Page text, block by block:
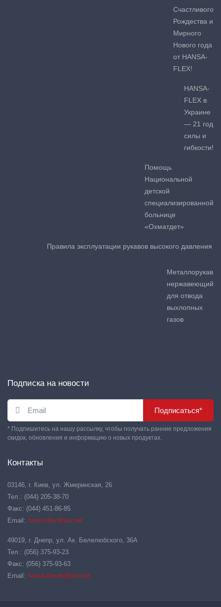
Счастливого
Рождества и
Мирного
Нового года
от HANSA-
FLEX!
HANSA-
FLEX в
Украине
— 21 год
силы и
гибкости!
Помощь
Национальной
детской
специализированной
больнице
«Охматдет»
Правила эксплуатации рукавов высокого давления
Металлорукав
нержавеющий
для отвода
выхлопных
газов
Подписка на новости
Подписаться*
* Подпишитесь на нашу рассылку, чтобы получать ранние предложения
скидок, обновления и информацию о новых продуктах.
Контакты
03146, г. Киев, ул. Жмеринская, 26
Тел.: (044) 205-38-70
Факс: (044) 451-86-85
Email: hansa-flex@ukr.net
49019, г. Днепр, ул. Ак. Белелюбского, 36А
Тел.: (056) 375-93-23
Факс: (056) 375-93-63
Email: hansa-flexdn@ukr.net